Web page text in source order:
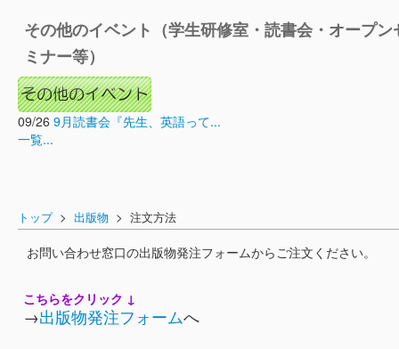
その他のイベント（学生研修室・読書会・オープン
ミナー等）
09/26 9月読書会『先生、英語って...
一覧...
トップ> 出版物 > 注文方法
お問い合わせ窓口の出版物発注フォームからご注文ください。
こちらをクリック ↓
→出版物発注フォームへ